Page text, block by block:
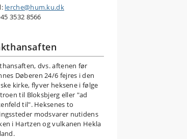
lerche@hum.ku.dk
3532 8566
dvs. aftenen før
Døberen 24/6 fejres i den
kirke, flyver heksene i følge
til Bloksbjerg eller "ad
til". Heksenes to
modsvarer nutidens
i Hartzen og vulkanen Hekla